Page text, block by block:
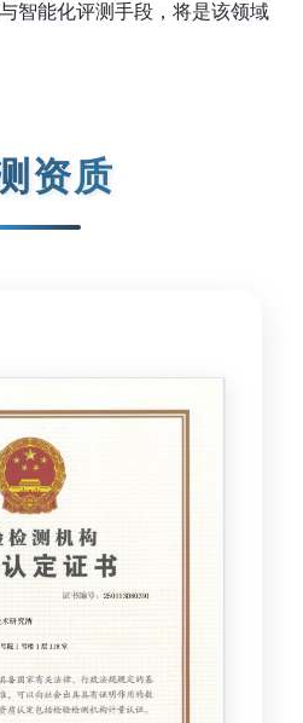
智能化评测手段，将是该领域
资质